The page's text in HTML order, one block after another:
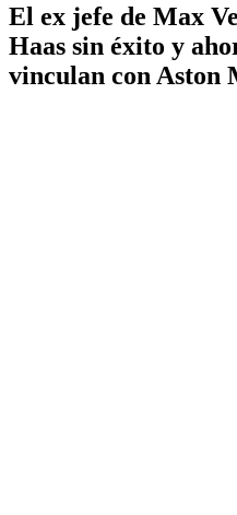
El ex jefe de Max
Haas sin éxito y
vinculan con Aston